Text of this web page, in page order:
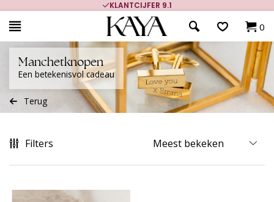
KLANTCIJFER 9.1
0
Manchetknopen
Een betekenisvol cadeau
Terug
Filters